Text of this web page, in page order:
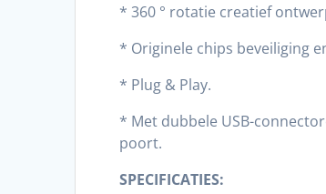
* 360 ° rotatie creatief
* Originele chips beveiliging
* Plug & Play.
* Met dubbele USB-
poort.
SPECIFICATIES: